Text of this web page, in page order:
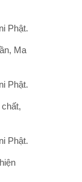
Phật.
Ma
Phật.
Phật.